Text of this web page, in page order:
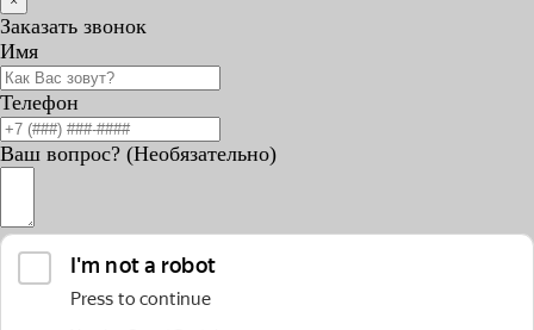
Заказать звонок
Имя
Телефон
Ваш вопрос? (Необязательно)